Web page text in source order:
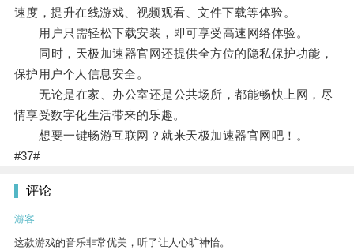
速度，提升在线游戏、视频观看、文件下载等体验。
用户只需轻松下载安装，即可享受高速网络体验。
同时，天极加速器官网还提供全方位的隐私保护功能，
保护用户个人信息安全。
无论是在家、办公室还是公共场所，都能畅快上网，尽
情享受数字化生活带来的乐趣。
想要一键畅游互联网？就来天极加速器官网吧！。
#37#
评论
游客
这款游戏的音乐非常优美，听了让人心旷神怡。